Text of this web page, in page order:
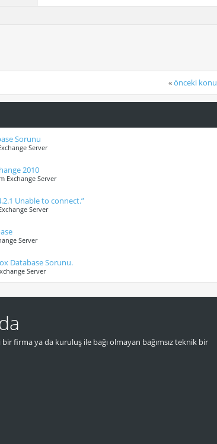
«önceki konu
Sorunu
Server
2010
Exchange Server
Unable to connect.”
Server
Server
Database Sorunu.
Server
firma ya da kuruluş ile bağı olmayan bağımsız teknik bir